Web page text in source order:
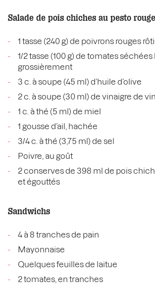
Salade de pois chiches au pesto rouge
1 tasse (240 g) de poivrons rouges
1/2 tasse (100 g) de tomates
grossièrement
3 c. à soupe (45 ml) d’huile d’olive
2 c. à soupe (30 ml) de vinaigre de
1 c. à thé (5 ml) de miel
1 gousse d’ail, hachée
3/4 c. à thé (3,75 ml) de sel
Poivre, au goût
2 conserves de 398 ml de pois
et égouttés
Sandwichs
4 à 8 tranches de pain
Mayonnaise
Quelques feuilles de laitue
2 tomates, en tranches